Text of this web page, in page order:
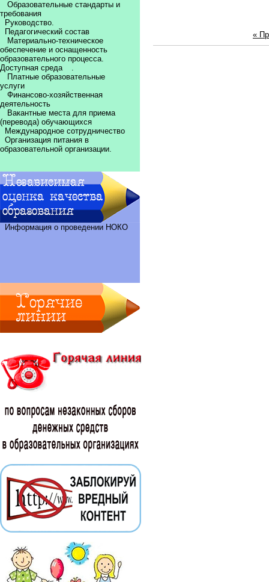
Образовательные стандарты и
требования
Руководство.
Педагогический состав
Материально-техническое
обеспечение и оснащенность
образовательного процесса.
Доступная среда
.
Платные образовательные
услуги
Финансово-хозяйственная
деятельность
Вакантные места для приема
(перевода) обучающихся
Международное сотрудничество
Организация питания в
образовательной организации.
Информация о проведении НОКО
«